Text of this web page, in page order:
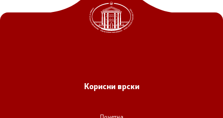
Корисни врски
Почетна